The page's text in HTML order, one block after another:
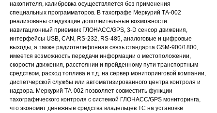
накопителя, калибровка осуществляется без применения
специальных программаторов. В тахографе Меркурий ТА-002
реализованы следующие дополнительные возможности:
навигационный приемник ГЛОНАСС/GPS, 3-D сенсор движения,
интерфейсы USB, CAN, RS-232, RS-485, аналоговые и цифровые
выходы, а также радиотелефонная связь стандарта GSM-900/1800,
имеется возможность передачи информации о местоположении,
скорости движения, расстоянии и пройденному пути транспортным
средством, расход топлива и т.д. на сервер мониторинговой компании,
диспетчерской службы или автоматизированного центра контроля и
надзора. Меркурий ТА-002 позволяет совместить функции
тахографического контроля с системой ГЛОНАСС/GPS мониторинга,
что экономит денежные средства владельцев ТС на установке